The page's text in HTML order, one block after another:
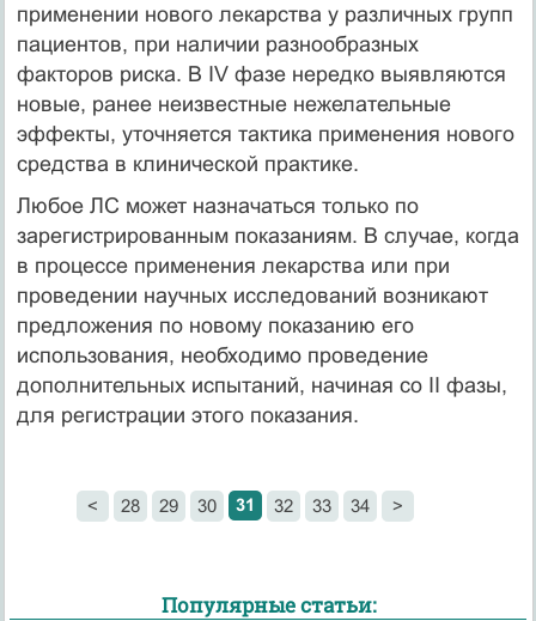
применении нового лекарства у различных групп
пациентов, при наличии разнообразных
факторов риска. В IV фазе нередко выявляются
новые, ранее неизвестные нежелательные
эффекты, уточняется тактика применения нового
средства в клинической практике.
Любое ЛС может назначаться только по
зарегистрированным показаниям. В случае, когда
в процессе применения лекарства или при
проведении научных исследований возникают
предложения по новому показанию его
использования, необходимо проведение
дополнительных испытаний, начиная со II фазы,
для регистрации этого показания.
< 28 29 30 31 32 33 34 >
Популярные статьи: